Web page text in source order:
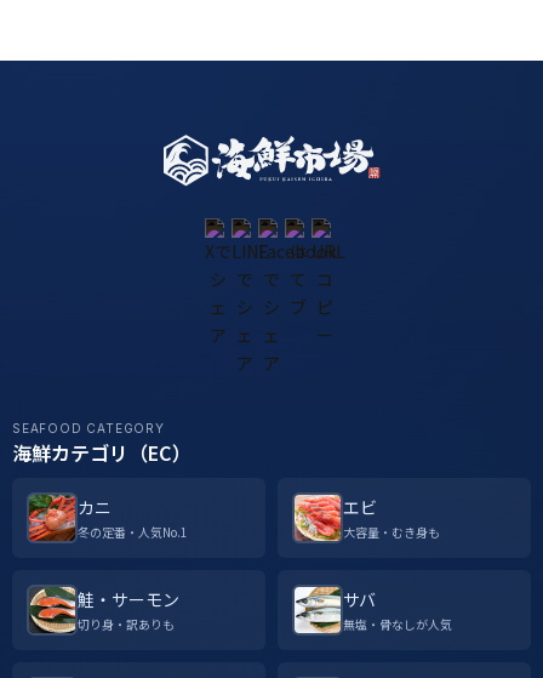
SEAFOOD CATEGORY
海鮮カテゴリ（EC）
カニ
冬の定番・人気No.1
エビ
大容量・むき身も
鮭・サーモン
切り身・訳ありも
サバ
無塩・骨なしが人気